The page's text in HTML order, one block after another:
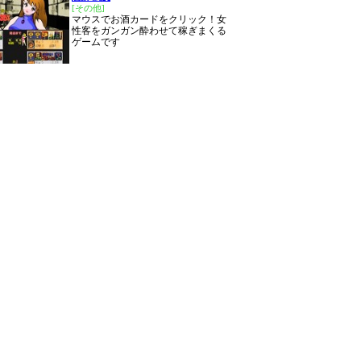
[その他]
マウスでお酒カードをクリック！女
性客をガンガン酔わせて稼ぎまくる
ゲームです